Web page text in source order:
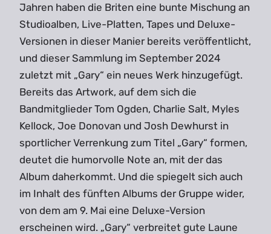
Jahren haben die Briten eine bunte Mischung an
Studioalben, Live-Platten, Tapes und Deluxe-
Versionen in dieser Manier bereits veröffentlicht,
und dieser Sammlung im September 2024
zuletzt mit „Gary“ ein neues Werk hinzugefügt.
Bereits das Artwork, auf dem sich die
Bandmitglieder Tom Ogden, Charlie Salt, Myles
Kellock, Joe Donovan und Josh Dewhurst in
sportlicher Verrenkung zum Titel „Gary“ formen,
deutet die humorvolle Note an, mit der das
Album daherkommt. Und die spiegelt sich auch
im Inhalt des fünften Albums der Gruppe wider,
von dem am 9. Mai eine Deluxe-Version
erscheinen wird. „Gary“ verbreitet gute Laune